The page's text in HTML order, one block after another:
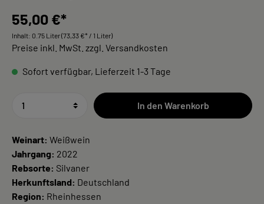
55,00 €*
Inhalt: 0.75 Liter(73,33 €* / 1 Liter)
Preise inkl. MwSt. zzgl. Versandkosten
Sofort verfügbar, Lieferzeit 1-3 Tage
In den Warenkorb
Weinart: Weißwein
Jahrgang: 2022
Rebsorte: Silvaner
Herkunftsland: Deutschland
Region: Rheinhessen